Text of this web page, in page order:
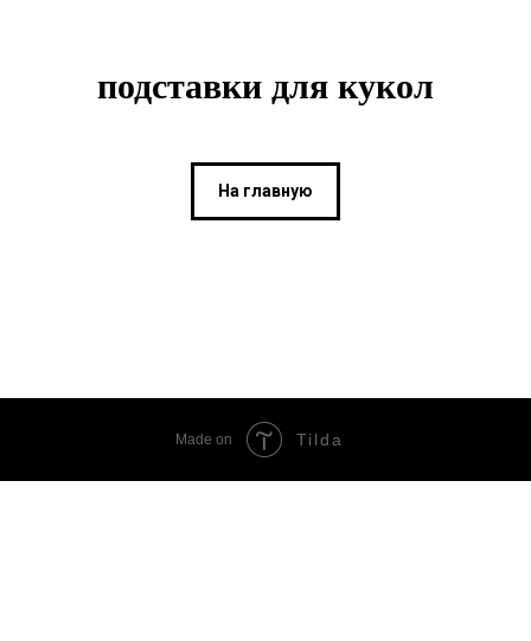
подставки для кукол
На главную
Made on Tilda